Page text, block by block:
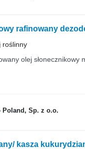
rafinowany
roślinny
olej słonecznikowy
Poland, Sp. z o.o.
kasza